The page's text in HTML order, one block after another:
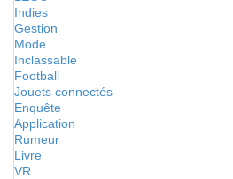
Indies
Gestion
Mode
Inclassable
Football
Jouets connectés
Enquête
Application
Rumeur
Livre
VR